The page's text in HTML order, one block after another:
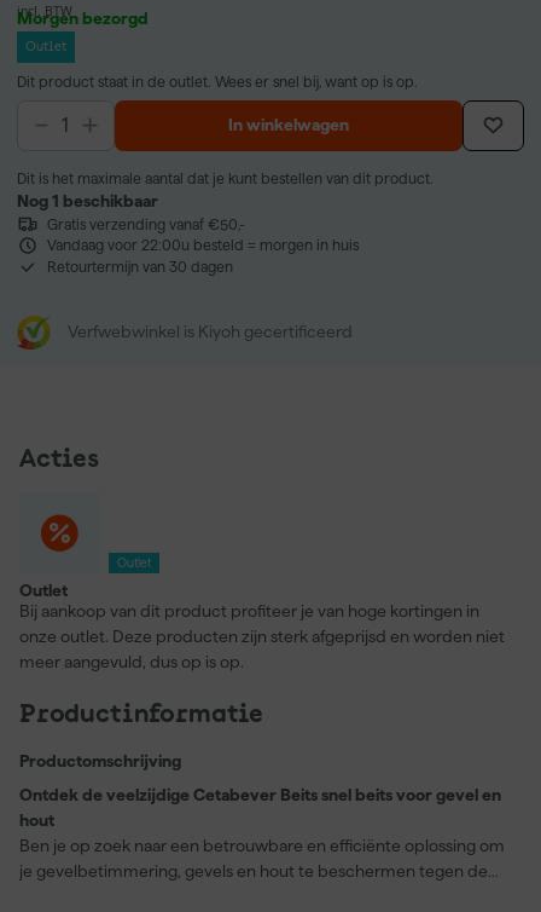
incl. BTW
Morgen bezorgd
Outlet
Dit product staat in de outlet. Wees er snel bij, want op is op.
In winkelwagen
Dit is het maximale aantal dat je kunt bestellen van dit product.
Nog 1 beschikbaar
Gratis verzending vanaf €50,-
Vandaag voor 22:00u besteld = morgen in huis
Retourtermijn van 30 dagen
Verfwebwinkel is Kiyoh gecertificeerd
Acties
Outlet
Outlet
Bij aankoop van dit product profiteer je van hoge kortingen in
onze outlet. Deze producten zijn sterk afgeprijsd en worden niet
meer aangevuld, dus op is op.
Productinformatie
Productomschrijving
Ontdek de veelzijdige Cetabever Beits snel beits voor gevel en
hout
Ben je op zoek naar een betrouwbare en efficiënte oplossing om
je gevelbetimmering, gevels en hout te beschermen tegen de